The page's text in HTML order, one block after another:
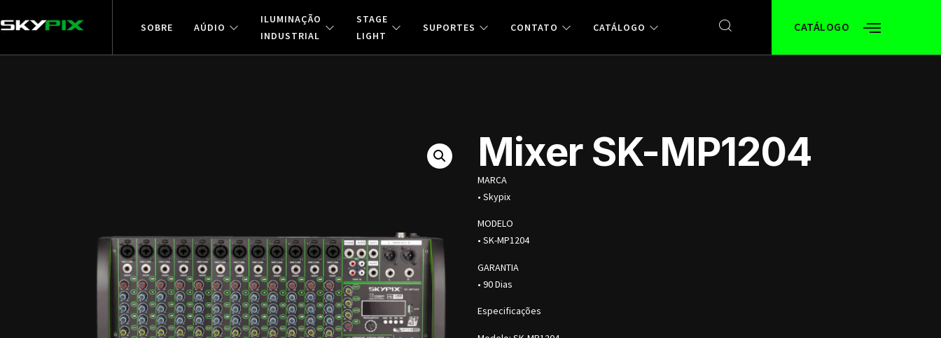
SOBRE AÚDIO
ILUMINAÇÃO
INDUSTRIAL
STAGE
LIGHT
SUPORTES CONTATO CATÁLOGO CATÁLOGO
Mixer SK-MP1204
MARCA
• Skypix
MODELO
• SK-MP1204
GARANTIA
• 90 Dias
Especificações